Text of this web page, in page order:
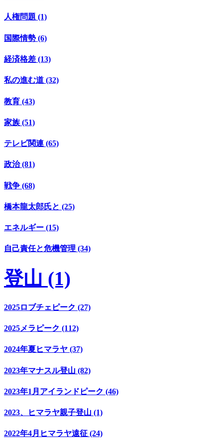
人権問題 (1)
国際情勢 (6)
経済格差 (13)
私の進む道 (32)
教育 (43)
家族 (51)
テレビ関連 (65)
政治 (81)
戦争 (68)
橋本龍太郎氏と (25)
エネルギー (15)
自己責任と危機管理 (34)
登山 (1)
2025ロブチェピーク (27)
2025メラピーク (112)
2024年夏ヒマラヤ (37)
2023年マナスル登山 (82)
2023年1月アイランドピーク (46)
2023、ヒマラヤ親子登山 (1)
2022年4月ヒマラヤ遠征 (24)